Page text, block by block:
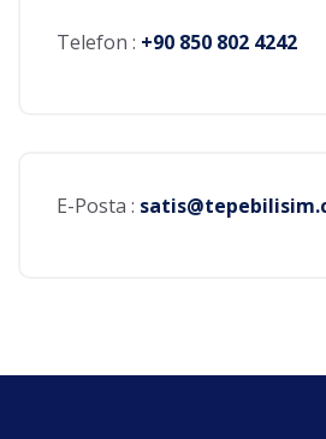
Telefon : +90 850 802 4242
E-Posta :